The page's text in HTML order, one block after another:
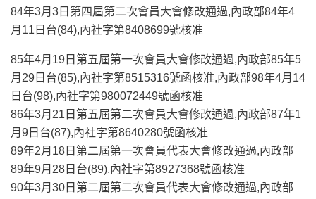
84年3月3日第四屆第二次會員大會修改通過,內政部84年4
月11日台(84),內社字第8408699號核准
85年4月19日第五屆第一次會員大會修改通過,內政部85年5
月29日台(85),內社字第8515316號函核准,內政部98年4月14
日台(98),內社字第980072449號函核准
86年3月21日第五屆第二次會員大會修改通過,內政部87年1
月9日台(87),內社字第8640280號函核准
89年2月18日第二屆第一次會員代表大會修改通過,內政部
89年9月28日台(89),內社字第8927368號函核准
90年3月30日第二屆第二次會員代表大會修改通過,內政部